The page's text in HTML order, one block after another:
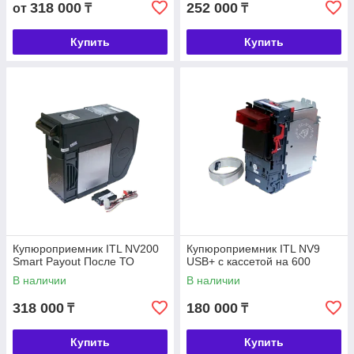
от 318 000 ₸
Купить
252 000 ₸
Купить
Купюроприемник ITL NV200
Smart Payout После ТО
В наличии
318 000 ₸
Купить
Купюроприемник ITL NV9
USB+ с кассетой на 600
В наличии
180 000 ₸
Купить